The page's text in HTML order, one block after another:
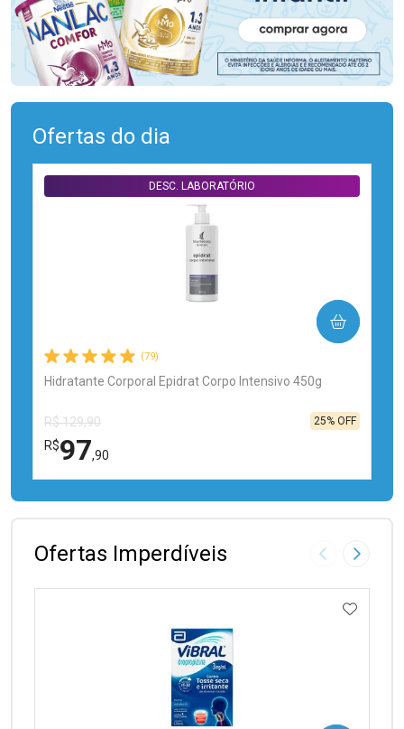
Ofertas do dia
(79)
Hidratante Corporal Epidrat Corpo Intensivo 450g
DESC. LABORATÓRIO
R$ 129,90
R$97,90
25% OFF
COMPRAR
FECHAR
FECHAR
Ofertas Imperdíveis Imagem